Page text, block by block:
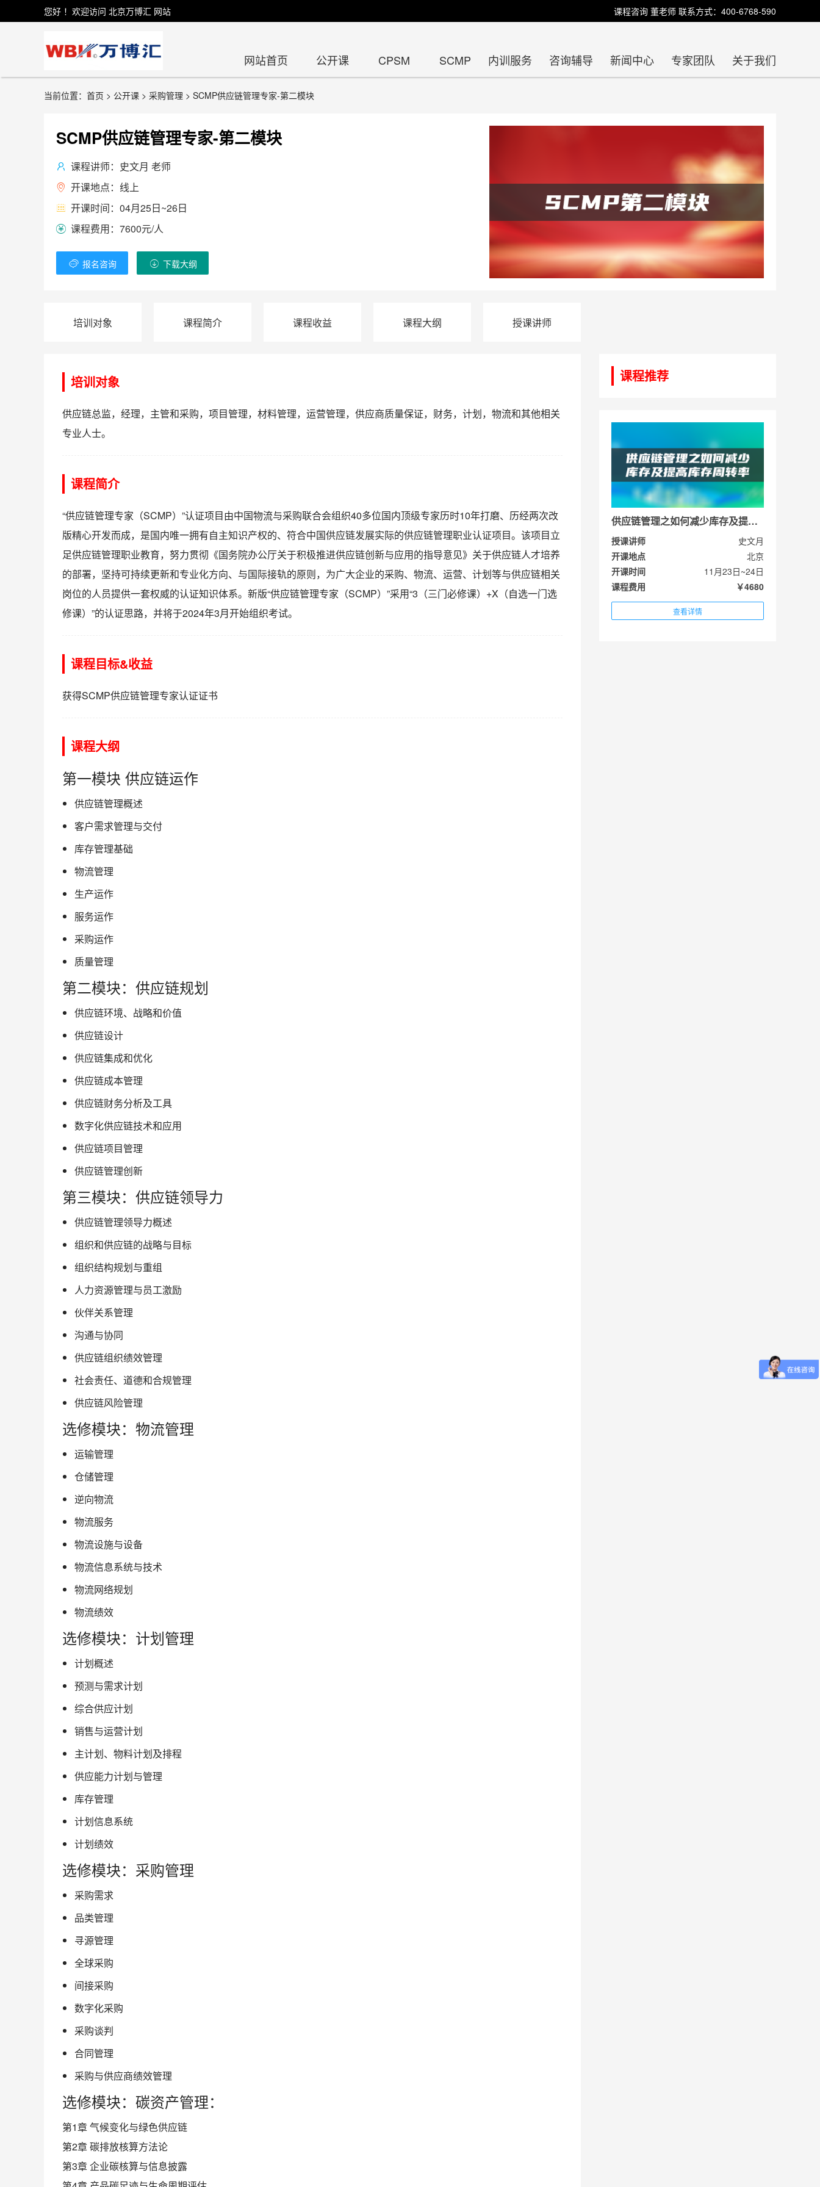
您好 ！欢迎访问 北京万博汇 网站 课程咨询 董老师 联系方式：400-6768-590
网站首页 公开课 CPSM SCMP 内训服务 咨询辅导 新闻中心 专家团队 关于我们
当前位置：首页 > 公开课 > 采购管理 > SCMP供应链管理专家-第二模块
SCMP供应链管理专家-第二模块
 课程讲师：史文月 老师
 开课地点：线上
 开课时间：04月25日~26日
 课程费用：7600元/人
 报名咨询  下载大纲
培训对象 课程简介 课程收益 课程大纲 授课讲师
培训对象
供应链总监，经理，主管和采购，项目管理，材料管理，运营管理，供应商质量保证，财务，计划，物流和其他相关
专业人士。
课程简介
“供应链管理专家（SCMP）”认证项目由中国物流与采购联合会组织40多位国内顶级专家历时10年打磨、历经两次改
版精心开发而成，是国内唯一拥有自主知识产权的、符合中国供应链发展实际的供应链管理职业认证项目。该项目立
足供应链管理职业教育，努力贯彻《国务院办公厅关于积极推进供应链创新与应用的指导意见》关于供应链人才培养
的部署，坚持可持续更新和专业化方向、与国际接轨的原则，为广大企业的采购、物流、运营、计划等与供应链相关
岗位的人员提供一套权威的认证知识体系。新版“供应链管理专家（SCMP）”采用“3（三门必修课）+X（自选一门选
修课）”的认证思路，并将于2024年3月开始组织考试。
课程目标&收益
获得SCMP供应链管理专家认证证书
课程大纲
第一模块 供应链运作
供应链管理概述
客户需求管理与交付
库存管理基础
物流管理
生产运作
服务运作
采购运作
质量管理
第二模块：供应链规划
供应链环境、战略和价值
供应链设计
供应链集成和优化
供应链成本管理
供应链财务分析及工具
数字化供应链技术和应用
供应链项目管理
供应链管理创新
第三模块：供应链领导力
供应链管理领导力概述
组织和供应链的战略与目标
组织结构规划与重组
人力资源管理与员工激励
伙伴关系管理
沟通与协同
供应链组织绩效管理
社会责任、道德和合规管理
供应链风险管理
选修模块：物流管理
运输管理
仓储管理
逆向物流
物流服务
物流设施与设备
物流信息系统与技术
物流网络规划
物流绩效
选修模块：计划管理
计划概述
预测与需求计划
综合供应计划
销售与运营计划
主计划、物料计划及排程
供应能力计划与管理
库存管理
计划信息系统
计划绩效
选修模块：采购管理
采购需求
品类管理
寻源管理
全球采购
间接采购
数字化采购
采购谈判
合同管理
采购与供应商绩效管理
选修模块：碳资产管理：
第1章 气候变化与绿色供应链
第2章 碳排放核算方法论
第3章 企业碳核算与信息披露
课程推荐
供应链管理之如何减少库存及提高库存周转率
授课讲师
史文月
开课地点
北京
开课时间
11月23日~24日
课程费用
￥4680
查看详情